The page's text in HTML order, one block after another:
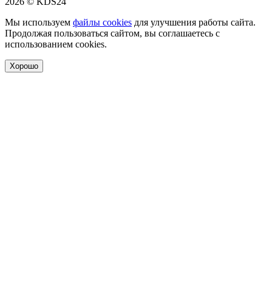
Мы используем файлы cookies для улучшения работы сайта.
Продолжая пользоваться сайтом, вы соглашаетесь с
использованием cookies.
Хорошо